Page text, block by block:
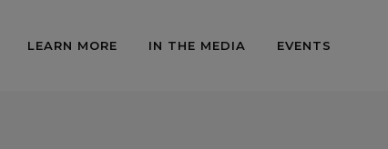
LEARN MORE IN THE MEDIA EVENTS